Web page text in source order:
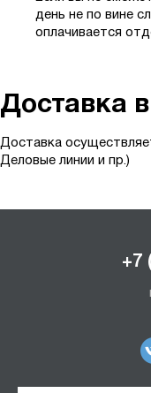
день не по вине
оплачивается
Доставка
Доставка
Деловые линии и пр.)
+7